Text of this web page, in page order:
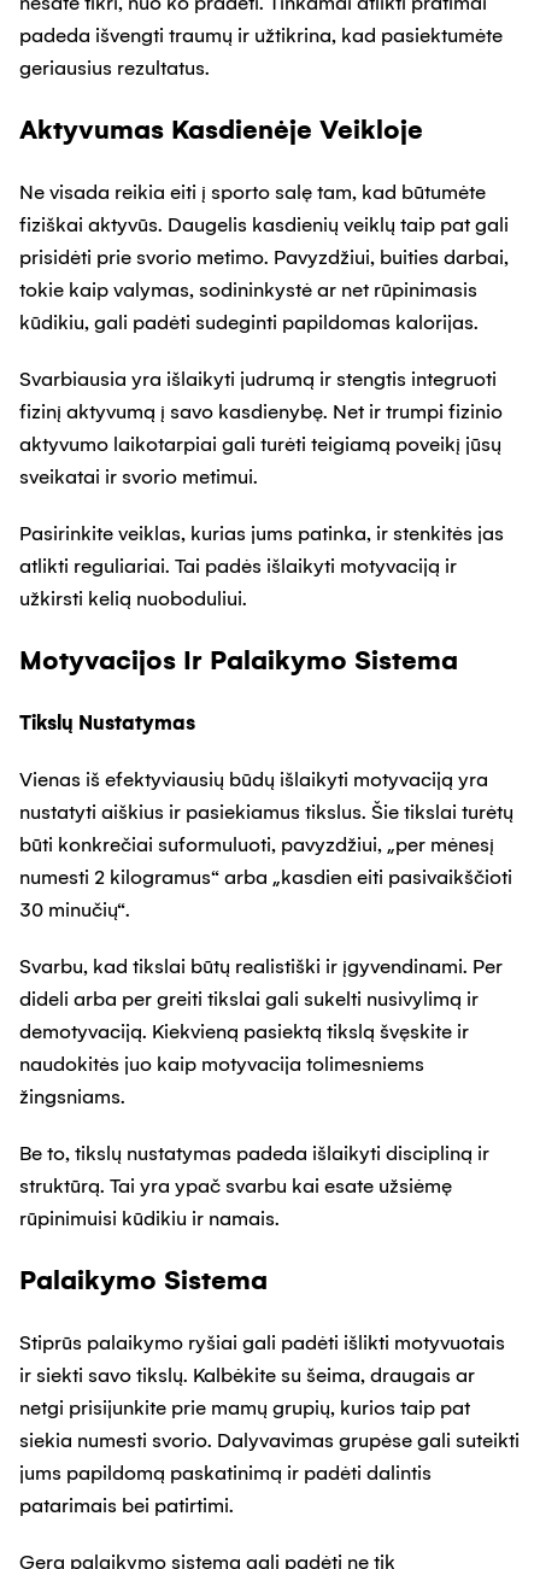
padeda išvengti traumų ir užtikrina, kad pasiektumėte
geriausius rezultatus.
Aktyvumas Kasdienėje Veikloje
Ne visada reikia eiti į sporto salę tam, kad būtumėte
fiziškai aktyvūs. Daugelis kasdienių veiklų taip pat gali
prisidėti prie svorio metimo. Pavyzdžiui, buities darbai,
tokie kaip valymas, sodininkystė ar net rūpinimasis
kūdikiu, gali padėti sudeginti papildomas kalorijas.
Svarbiausia yra išlaikyti judrumą ir stengtis integruoti
fizinį aktyvumą į savo kasdienybę. Net ir trumpi fizinio
aktyvumo laikotarpiai gali turėti teigiamą poveikį jūsų
sveikatai ir svorio metimui.
Pasirinkite veiklas, kurias jums patinka, ir stenkitės jas
atlikti reguliariai. Tai padės išlaikyti motyvaciją ir
užkirsti kelią nuoboduliui.
Motyvacijos Ir Palaikymo Sistema
Tikslų Nustatymas
Vienas iš efektyviausių būdų išlaikyti motyvaciją yra
nustatyti aiškius ir pasiekiamus tikslus. Šie tikslai turėtų
būti konkrečiai suformuluoti, pavyzdžiui, „per mėnesį
numesti 2 kilogramus“ arba „kasdien eiti pasivaikščioti
30 minučių“.
Svarbu, kad tikslai būtų realistiški ir įgyvendinami. Per
dideli arba per greiti tikslai gali sukelti nusivylimą ir
demotyvaciją. Kiekvieną pasiektą tikslą švęskite ir
naudokitės juo kaip motyvacija tolimesniems
žingsniams.
Be to, tikslų nustatymas padeda išlaikyti discipliną ir
struktūrą. Tai yra ypač svarbu kai esate užsiėmę
rūpinimuisi kūdikiu ir namais.
Palaikymo Sistema
Stiprūs palaikymo ryšiai gali padėti išlikti motyvuotais
ir siekti savo tikslų. Kalbėkite su šeima, draugais ar
netgi prisijunkite prie mamų grupių, kurios taip pat
siekia numesti svorio. Dalyvavimas grupėse gali suteikti
jums papildomą paskatinimą ir padėti dalintis
patarimais bei patirtimi.
Gera palaikymo sistema gali padėti ne tik